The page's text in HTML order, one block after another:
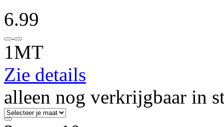
6.99
1MT
Zie details
alleen nog verkrijgbaar in